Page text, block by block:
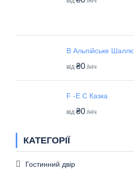
B Альпійське Шаллє
від ₴0 /ніч
F -E C Казка
від ₴0 /ніч
КАТЕГОРІЇ
Гостинний двір